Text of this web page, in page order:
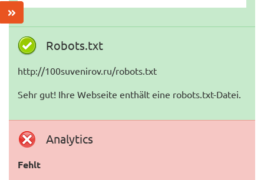
Robots.txt
http://100suvenirov.ru/robots.txt
Sehr gut! Ihre Webseite enthält eine robots.txt-Datei.
Analytics
Fehlt